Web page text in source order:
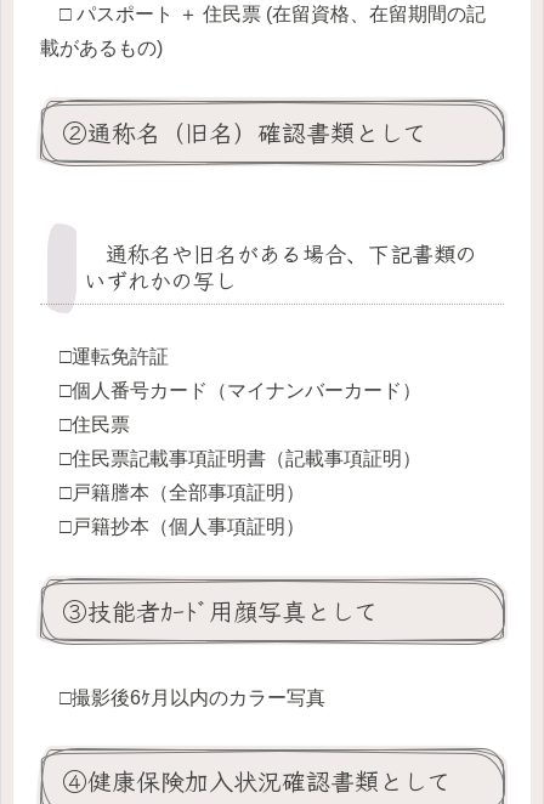
□ パスポート ＋ 住民票 (在留資格、在留期間の記
載があるもの)
②通称名（旧名）確認書類として
通称名や旧名がある場合、下記書類の
いずれかの写し
□運転免許証
□個人番号カード（マイナンバーカード）
□住民票
□住民票記載事項証明書（記載事項証明）
□戸籍謄本（全部事項証明）
□戸籍抄本（個人事項証明）
③技能者ｶｰﾄﾞ用顔写真として
□撮影後6ｹ月以内のカラー写真
④健康保険加入状況確認書類として